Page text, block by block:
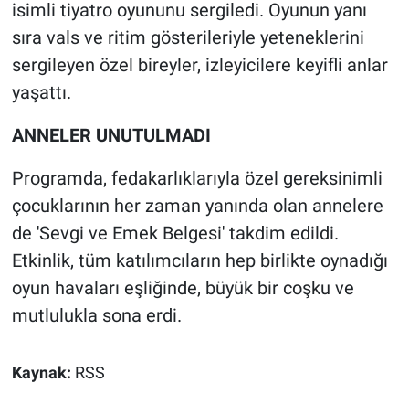
isimli tiyatro oyununu sergiledi. Oyunun yanı
sıra vals ve ritim gösterileriyle yeteneklerini
sergileyen özel bireyler, izleyicilere keyifli anlar
yaşattı.
ANNELER UNUTULMADI
Programda, fedakarlıklarıyla özel gereksinimli
çocuklarının her zaman yanında olan annelere
de 'Sevgi ve Emek Belgesi' takdim edildi.
Etkinlik, tüm katılımcıların hep birlikte oynadığı
oyun havaları eşliğinde, büyük bir coşku ve
mutlulukla sona erdi.
Kaynak: RSS